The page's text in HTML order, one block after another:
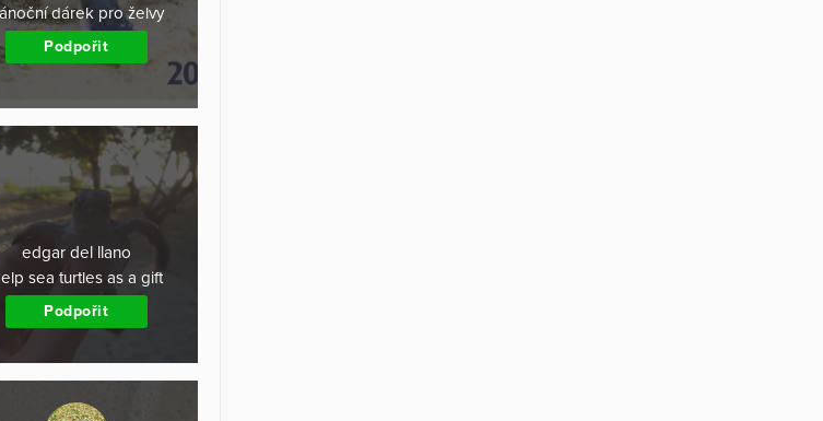
dárek pro želvy
Podpořit
edgar del llano
sea turtles as a gift
Podpořit